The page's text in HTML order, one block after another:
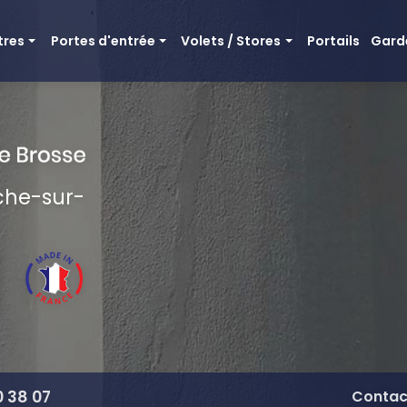
bois aluminium
Portes d'entrée
Mixte bois aluminium
Tradition bois
Portes d'entrée en PVC
Portes d'entrée en aluminium
Portes d'entrée en bois
Volets / Stores
Volets battants bois
Volets battants aluminium
Volets roulant / bso
Store microperforé
Pergolas / Carports
Portails
sur-
38 07